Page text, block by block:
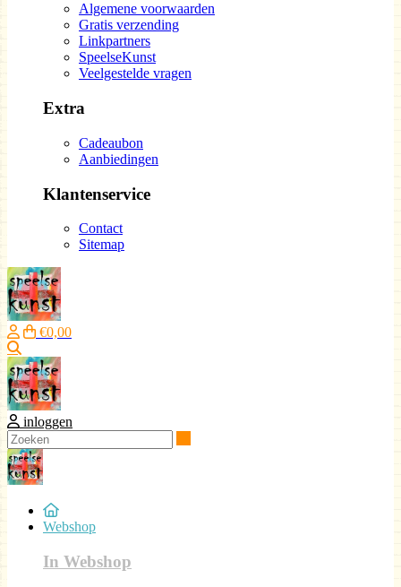
Algemene voorwaarden
Gratis verzending
Linkpartners
SpeelseKunst
Veelgestelde vragen
Extra
Cadeaubon
Aanbiedingen
Klantenservice
Contact
Sitemap
€0,00
inloggen
Webshop
In Webshop